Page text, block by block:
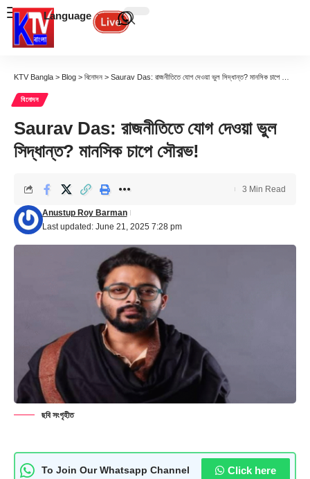
Language
KTV Bangla > Blog > বিনোদন > Saurav Das: রাজনীতিতে যোগ দেওয়া ভুল সিদ্ধান্ত? মানসিক চাপে সৌরভ!
বিনোদন
Saurav Das: রাজনীতিতে যোগ দেওয়া ভুল
সিদ্ধান্ত? মানসিক চাপে সৌরভ!
Last updated: June 21, 2025 7:28 pm
Anustup Roy Barman
3 Min Read
ছবি সংগৃহীত
To Join Our Whatsapp Channel Click here